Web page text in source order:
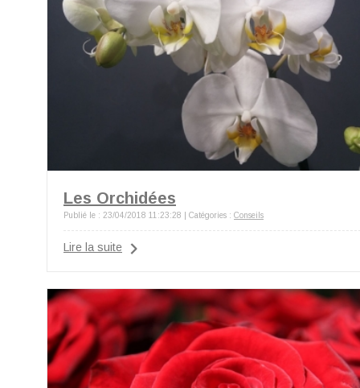
Les Orchidées
Publié le : 23/04/2018 11:23:28 | Catégories : Conseils
Lire la suite